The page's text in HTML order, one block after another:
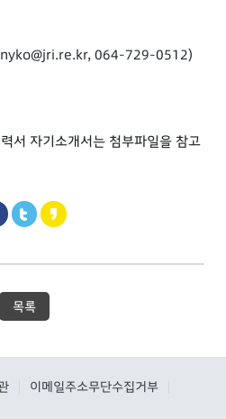
064-729-0512)
서 자기소개서는 첨부파일을 참고
목록
이메일주소무단수집거부